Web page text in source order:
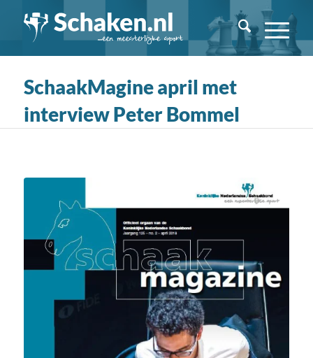
SchaakMagine april met
interview Peter Bommel